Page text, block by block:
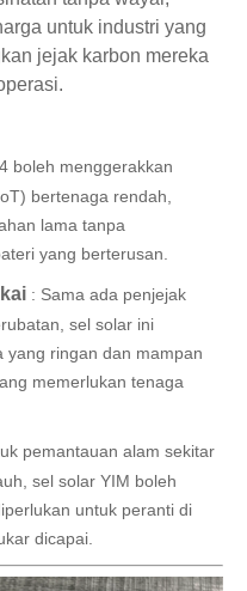
untuk industri yang
jejak karbon mereka
boleh menggerakkan
bertenaga rendah,
lama tanpa
yang berterusan.
: Sama ada penjejak
sel solar ini
yang ringan dan mampan
memerlukan tenaga
pemantauan alam sekitar
sel solar YIM boleh
untuk peranti di
dicapai.